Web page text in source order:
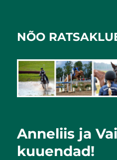
NÕO
Anneliis ja
kuuendad!